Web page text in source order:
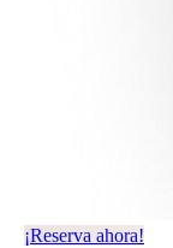
¡Reserva ahora!